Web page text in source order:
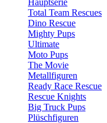
Hauptserie
Total Team Rescues
Dino Rescue
Mighty Pups
Ultimate
Moto Pups
The Movie
Metallfiguren
Ready Race Rescue
Rescue Knights
Big Truck Pups
Plüschfiguren